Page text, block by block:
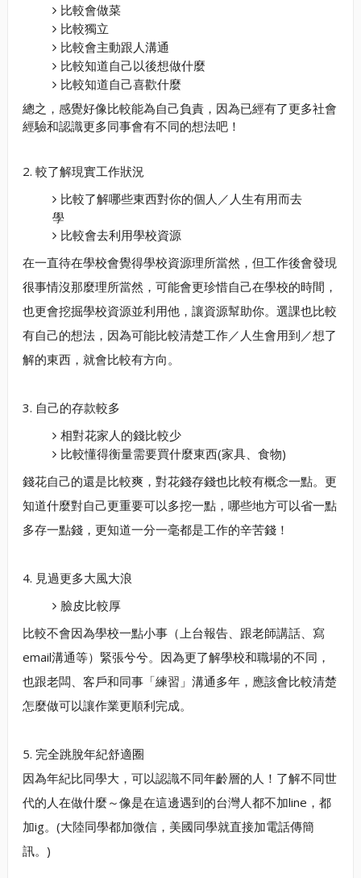
比較會做菜
比較獨立
比較會主動跟人溝通
比較知道自己以後想做什麼
比較知道自己喜歡什麼
總之，感覺好像比較能為自己負責，因為已經有了更多社會
經驗和認識更多同事會有不同的想法吧！
2. 較了解現實工作狀況
比較了解哪些東西對你的個人／人生有用而去
學
比較會去利用學校資源
在一直待在學校會覺得學校資源理所當然，但工作後會發現
很事情沒那麼理所當然，可能會更珍惜自己在學校的時間，
也更會挖掘學校資源並利用他，讓資源幫助你。選課也比較
有自己的想法，因為可能比較清楚工作／人生會用到／想了
解的東西，就會比較有方向。
3. 自己的存款較多
相對花家人的錢比較少
比較懂得衡量需要買什麼東西(家具、食物)
錢花自己的還是比較爽，對花錢存錢也比較有概念一點。更
知道什麼對自己更重要可以多挖一點，哪些地方可以省一點
多存一點錢，更知道一分一毫都是工作的辛苦錢！
4. 見過更多大風大浪
臉皮比較厚
比較不會因為學校一點小事（上台報告、跟老師講話、寫
email溝通等）緊張兮兮。因為更了解學校和職場的不同，
也跟老闆、客戶和同事「練習」溝通多年，應該會比較清楚
怎麼做可以讓作業更順利完成。
5. 完全跳脫年紀舒適圈
因為年紀比同學大，可以認識不同年齡層的人！了解不同世
代的人在做什麼～像是在這邊遇到的台灣人都不加line，都
加ig。(大陸同學都加微信，美國同學就直接加電話傳簡
訊。)